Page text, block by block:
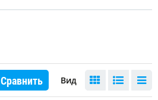
Вид
Сравнить